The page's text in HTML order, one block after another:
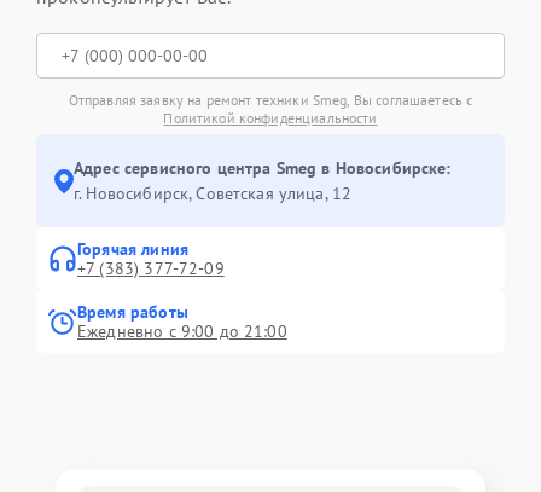
Отправляя заявку на ремонт техники Smeg, Вы соглашаетесь с
Политикой конфиденциальности
Адрес сервисного центра Smeg в Новосибирске:
г. Новосибирск, Советская улица, 12
Горячая линия
+7 (383) 377-72-09
Время работы
Ежедневно с 9:00 до 21:00